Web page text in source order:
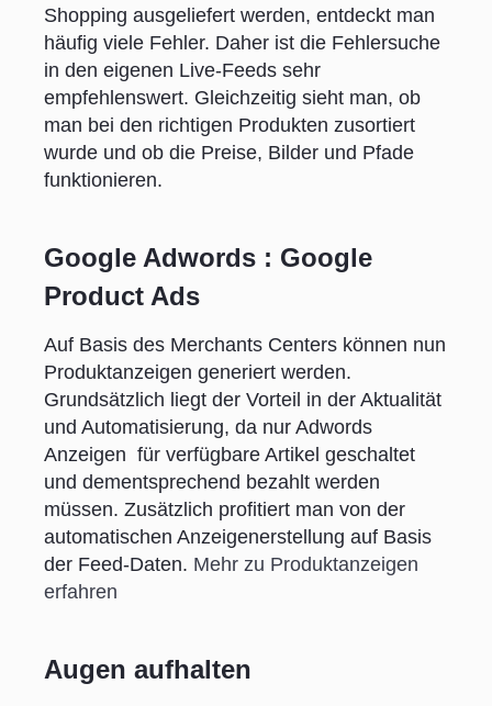
Shopping ausgeliefert werden, entdeckt man
häufig viele Fehler. Daher ist die Fehlersuche
in den eigenen Live-Feeds sehr
empfehlenswert. Gleichzeitig sieht man, ob
man bei den richtigen Produkten zusortiert
wurde und ob die Preise, Bilder und Pfade
funktionieren.
Google Adwords : Google
Product Ads
Auf Basis des Merchants Centers können nun
Produktanzeigen generiert werden.
Grundsätzlich liegt der Vorteil in der Aktualität
und Automatisierung, da nur Adwords
Anzeigen für verfügbare Artikel geschaltet
und dementsprechend bezahlt werden
müssen. Zusätzlich profitiert man von der
automatischen Anzeigenerstellung auf Basis
der Feed-Daten. Mehr zu Produktanzeigen
erfahren
Augen aufhalten